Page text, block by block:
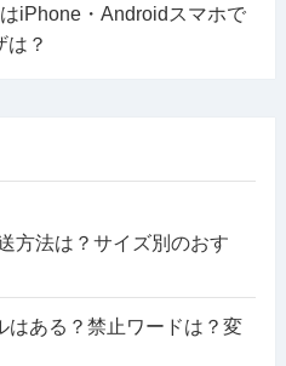
iPhone・Androidスマホで
は？
方法は？サイズ別のおす
はある？禁止ワードは？変